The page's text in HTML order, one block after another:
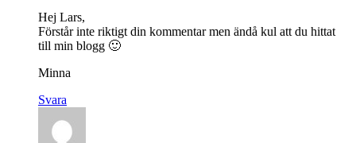
Hej Lars,
Förstår inte riktigt din kommentar men ändå kul att du hittat
till min blogg 🙂
Minna
Svara